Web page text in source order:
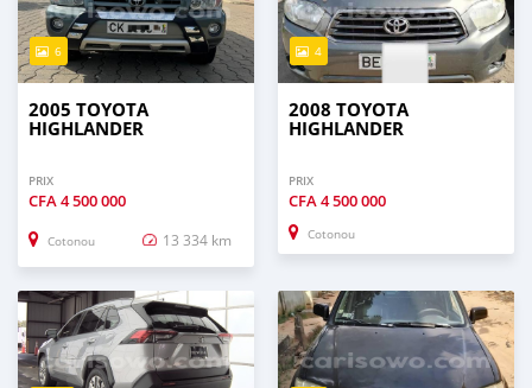
6
2005 TOYOTA
HIGHLANDER
PRIX
CFA4 500 000
Cotonou 13 334 km
4
2008 TOYOTA
HIGHLANDER
PRIX
CFA4 500 000
Cotonou